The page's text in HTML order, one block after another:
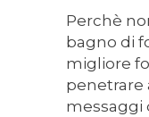
Perchè
bagno di
migliore
penetrare
messaggi